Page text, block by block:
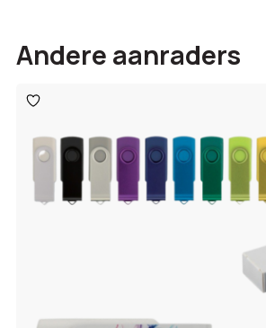
Andere aanraders
Toevoegen
aan